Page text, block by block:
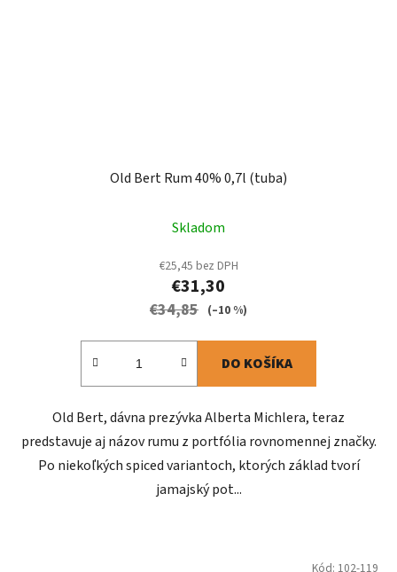
Old Bert Rum 40% 0,7l (tuba)
Skladom
€25,45 bez DPH
€31,30
€34,85 (–10 %)
DO KOŠÍKA
Old Bert, dávna prezývka Alberta Michlera, teraz
predstavuje aj názov rumu z portfólia rovnomennej značky.
Po niekoľkých spiced variantoch, ktorých základ tvorí
jamajský pot...
Kód: 102-119